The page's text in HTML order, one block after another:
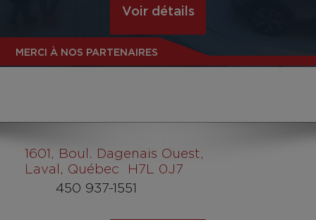
Voir détails
MERCI À NOS PARTENAIRES
1601 , Boul. Dagenais Ouest,
Laval, Québec H7L 0J7
450 937-1551